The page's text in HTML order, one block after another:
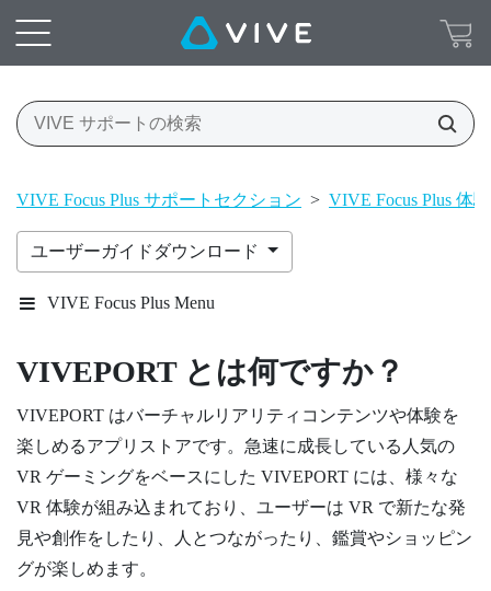
VIVE Focus Plus サポートセクション > VIVE Focus Plus 体験
ユーザーガイドダウンロード
VIVE Focus Plus Menu
VIVEPORTとは何ですか？
VIVEPORT はバーチャルリアリティコンテンツや体験を
楽しめるアプリストアです。急速に成長している人気の
VR ゲーミングをベースにした VIVEPORT には、様々な
VR 体験が組み込まれており、ユーザーは VR で新たな発
見や創作をしたり、人とつながったり、鑑賞やショッピン
グが楽しめます。